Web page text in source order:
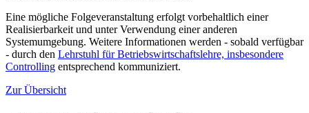
Eine mögliche Folgeveranstaltung erfolgt vorbehaltlich einer
Realisierbarkeit und unter Verwendung einer anderen
Systemumgebung. Weitere Informationen werden - sobald verfügbar
- durch den Lehrstuhl für Betriebswirtschaftslehre, insbesondere
Controlling entsprechend kommuniziert.
Zur Übersicht